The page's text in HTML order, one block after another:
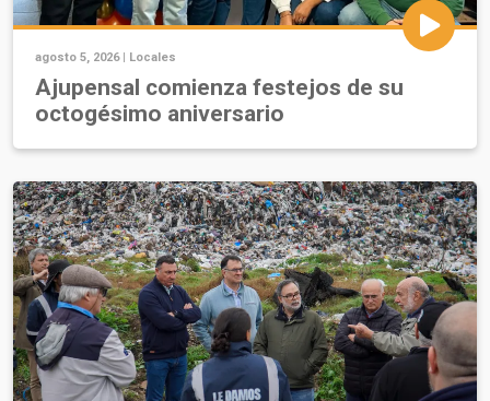
agosto 5, 2026 | Locales
Ajupensal comienza festejos de su
octogésimo aniversario